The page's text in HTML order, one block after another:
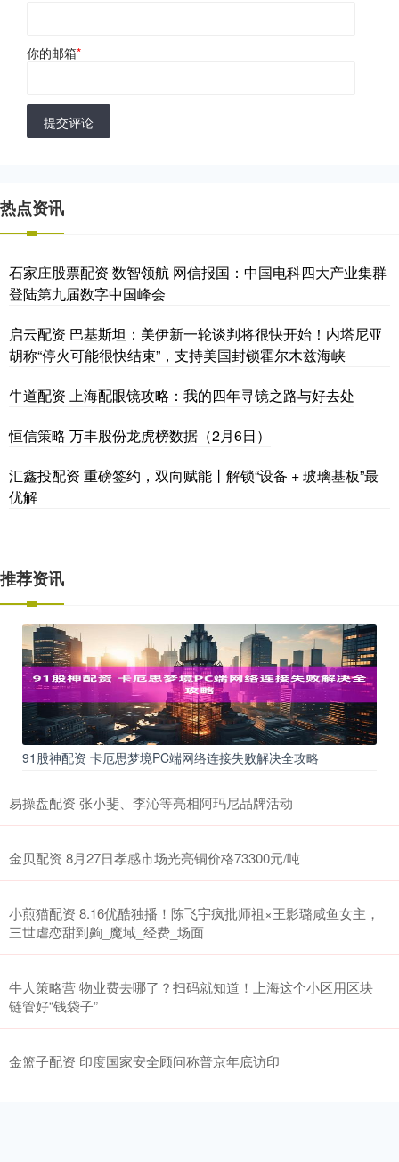
你的邮箱*
提交评论
热点资讯
石家庄股票配资 数智领航 网信报国：中国电科四大产业集群
登陆第九届数字中国峰会
启云配资 巴基斯坦：美伊新一轮谈判将很快开始！内塔尼亚
胡称“停火可能很快结束”，支持美国封锁霍尔木兹海峡
牛道配资 上海配眼镜攻略：我的四年寻镜之路与好去处
恒信策略 万丰股份龙虎榜数据（2月6日）
汇鑫投配资 重磅签约，双向赋能丨解锁“设备 + 玻璃基板”最
优解
推荐资讯
91股神配资 卡厄思梦境PC端网络连接失败解决全攻略
易操盘配资 张小斐、李沁等亮相阿玛尼品牌活动
金贝配资 8月27日孝感市场光亮铜价格73300元/吨
小煎猫配资 8.16优酷独播！陈飞宇疯批师祖×王影璐咸鱼女主，
三世虐恋甜到齁_魔域_经费_场面
牛人策略营 物业费去哪了？扫码就知道！上海这个小区用区块
链管好“钱袋子”
金篮子配资 印度国家安全顾问称普京年底访印